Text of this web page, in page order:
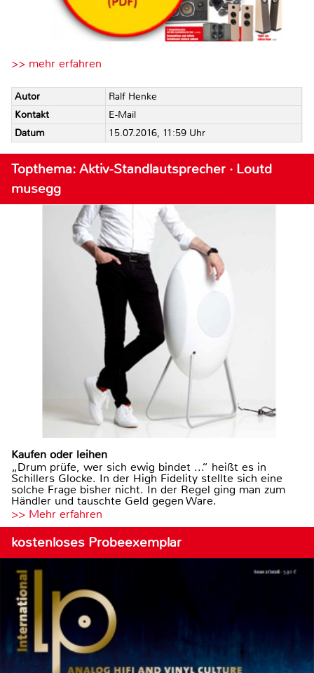
>> mehr erfahren
Autor
Ralf Henke
Kontakt
E-Mail
Datum
15.07.2016, 11:59 Uhr
Topthema: Aktiv-Standlautsprecher · Loutd
musegg
Kaufen oder leihen
„Drum prüfe, wer sich ewig bindet ...“ heißt es in
Schillers Glocke. In der High Fidelity stellte sich eine
solche Frage bisher nicht. In der Regel ging man zum
Händler und tauschte Geld gegen Ware.
>> Mehr erfahren
kostenloses Probeexemplar